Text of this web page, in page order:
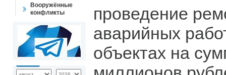
Вооружённые
конфликты
проведение
аварийных
объектах на